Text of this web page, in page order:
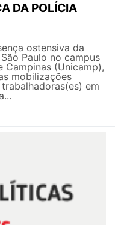
DA POLÍCIA
ostensiva da
Paulo no campus
Campinas (Unicamp),
mobilizações
em